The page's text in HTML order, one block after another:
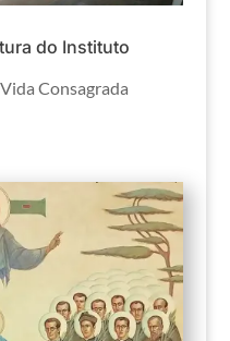
do Instituto
Consagrada